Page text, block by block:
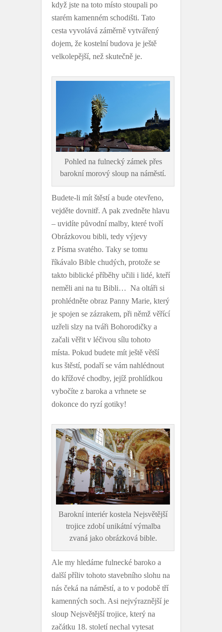
když jste na toto místo stoupali po
starém kamenném schodišti. Tato
cesta vyvolává záměrně vytvářený
dojem, že kostelní budova je ještě
velkolepější, než skutečně je.
Pohled na fulnecký zámek přes
barokní morový sloup na náměstí.
Budete-li mít štěstí a bude otevřeno,
vejděte dovnitř. A pak zvedněte hlavu
– uvidíte původní malby, které tvoří
Obrázkovou bibli, tedy výjevy
z Písma svatého. Taky se tomu
říkávalo Bible chudých, protože se
takto biblické příběhy učili i lidé, kteří
neměli ani na tu Bibli… Na oltáři si
prohlédněte obraz Panny Marie, který
je spojen se zázrakem, při němž věřící
uzřeli slzy na tváři Bohorodičky a
začali věřit v léčivou sílu tohoto
místa. Pokud budete mít ještě větší
kus štěstí, podaří se vám nahlédnout
do křížové chodby, jejíž prohlídkou
vybočíte z baroka a vrhnete se
dokonce do ryzí gotiky!
Barokní interiér kostela Nejsvětější
trojice zdobí unikátní výmalba
zvaná jako obrázková bible.
Ale my hledáme fulnecké baroko a
další příliv tohoto stavebního slohu na
nás čeká na náměstí, a to v podobě tří
kamenných soch. Asi nejvýraznější je
sloup Nejsvětější trojice, který na
začátku 18. století nechal vytesat